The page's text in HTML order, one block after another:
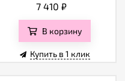
7 410 ₽
В корзину
Купить в 1 клик